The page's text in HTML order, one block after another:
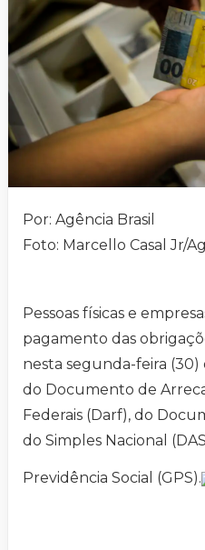
Por: Agência Brasil
Foto: Marcello Casal Jr/
Pessoas físicas e
pagamento das
nesta segunda-feira (30)
do Documento de
Federais (Darf), do
do Simples Nacional
Previdência Social (GPS).